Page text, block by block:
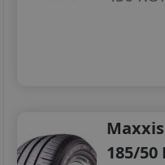
225/40R18
Maxxis
185/50